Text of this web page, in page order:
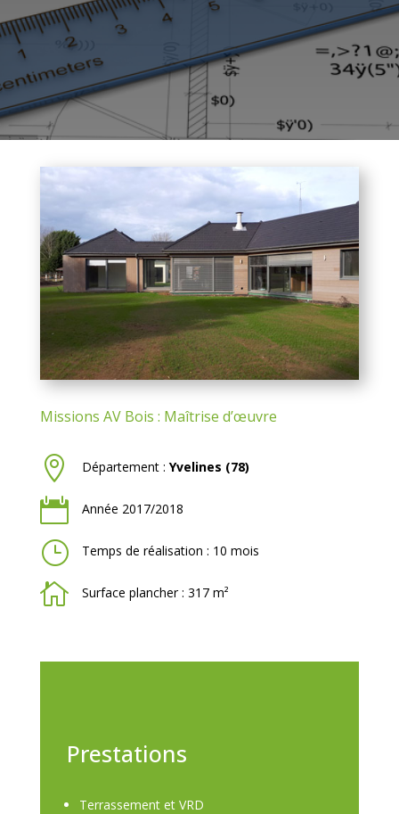
Missions AV Bois : Maîtrise d’œuvre
 Département : Yvelines (78)
 Année 2017/2018
} Temps de réalisation : 10 mois
 Surface plancher : 317 m²
Prestations
Terrassement et VRD